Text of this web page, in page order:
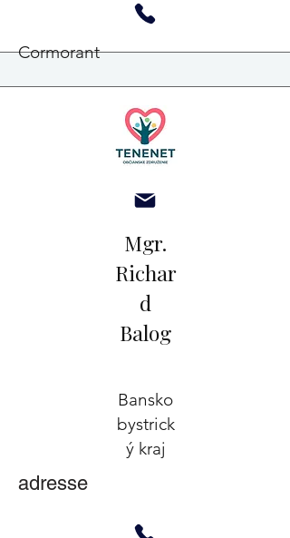
Cormorant
Mgr.
Richar
d
Balog
Bansko
bystrick
ý kraj
adresse